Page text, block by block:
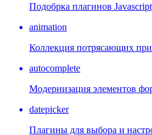
Подобрка плагинов
animation
Коллекция потрясающих
autocomplete
Модернизация элементов
datepicker
Плагины для выбора и